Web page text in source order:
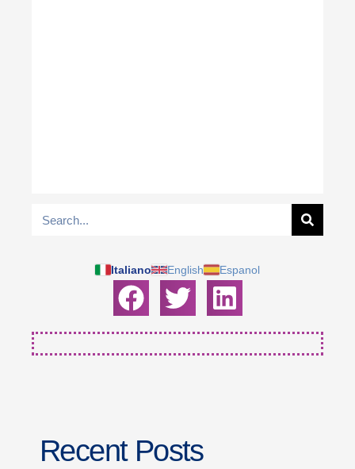
Italiano English Espanol
Recent Posts